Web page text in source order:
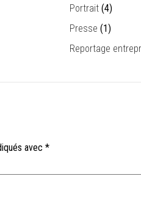
Portrait (4)
Presse (1)
Reportage
avec *